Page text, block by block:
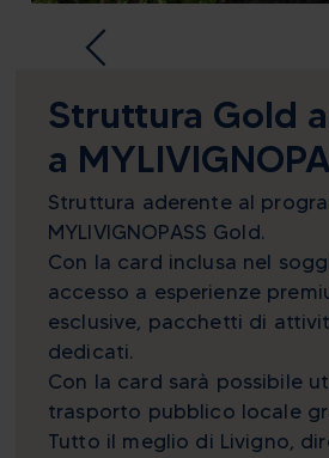
Struttura Gold
a
Struttura aderente al
MYLIVIGNOPASS Gold.
Con la card inclusa nel
accesso a esperienze
esclusive, pacchetti di
dedicati.
Con la card sarà possibile
trasporto pubblico locale
Tutto il meglio di Livigno,